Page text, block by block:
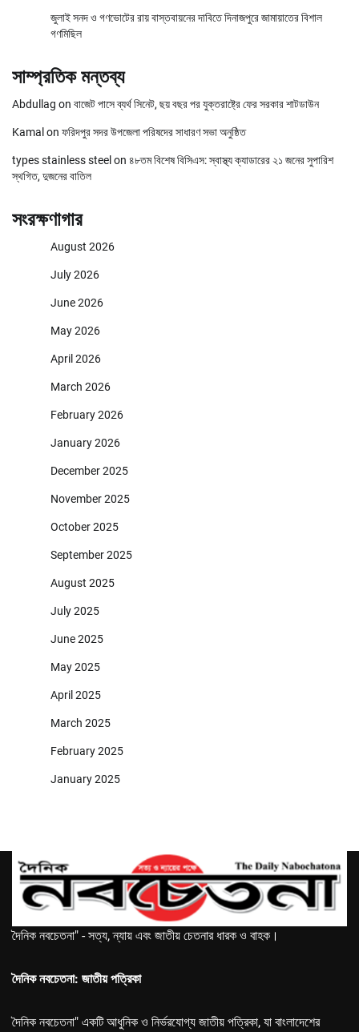
জুলাই সনদ ও গণভোটের রায় বাস্তবায়নের দাবিতে দিনাজপুরে জামায়াতের বিশাল
গণমিছিল
সাম্প্রতিক মন্তব্য
Abdullag on বাজেট পাসে ব্যর্থ সিনেট, ছয় বছর পর যুক্তরাষ্ট্রে ফের সরকার শাটডাউন
Kamal on ফরিদপুর সদর উপজেলা পরিষদের সাধারণ সভা অনুষ্ঠিত
types stainless steel on ৪৮তম বিশেষ বিসিএস: স্বাস্থ্য ক্যাডারের ২১ জনের সুপারিশ
স্থগিত, দুজনের বাতিল
সংরক্ষণাগার
August 2026
July 2026
June 2026
May 2026
April 2026
March 2026
February 2026
January 2026
December 2025
November 2025
October 2025
September 2025
August 2025
July 2025
June 2025
May 2025
April 2025
March 2025
February 2025
January 2025
দৈনিক নবচেতনা" - সত্য, ন্যায় এবং জাতীয় চেতনার ধারক ও বাহক।
দৈনিক নবচেতনা: জাতীয় পত্রিকা
দৈনিক নবচেতনা" একটি আধুনিক ও নির্ভরযোগ্য জাতীয় পত্রিকা, যা বাংলাদেশের